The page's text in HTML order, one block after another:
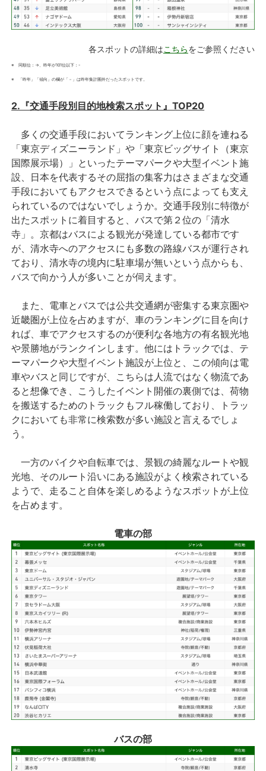
各スポットの詳細はこちらをご参照ください
※ 同順位：→、昨年が101位以下：-
※ 「昨年」「傾向」の欄が「－」は昨年集計圏外だったスポットです。
2.『交通手段別目的地検索スポット』TOP20
多くの交通手段においてランキング上位に顔を連ねる
「東京ディズニーランド」や「東京ビッグサイト（東京
国際展示場）」といったテーマパークや大型イベント施
設、日本を代表するその屈指の集客力はさまざまな交通
手段においてもアクセスできるという点によっても支え
られているのではないでしょうか。交通手段別に特徴が
出たスポットに着目すると、バスで第２位の「清水
寺」。京都はバスによる観光が発達している都市です
が、清水寺へのアクセスにも多数の路線バスが運行され
ており、清水寺の境内に駐車場が無いという点からも、
バスで向かう人が多いことが伺えます。
また、電車とバスでは公共交通網が密集する東京圏や
近畿圏が上位を占めますが、車のランキングに目を向け
れば、車でアクセスするのが便利な各地方の有名観光地
や景勝地がランクインします。他にはトラックでは、テ
ーマパークや大型イベント施設が上位と、この傾向は電
車やバスと同じですが、こちらは人流ではなく物流であ
ると想像でき、こうしたイベント開催の裏側では、荷物
を搬送するためのトラックもフル稼働しており、トラッ
クにおいても非常に検索数が多い施設と言えるでしょ
う。
一方のバイクや自転車では、景観の綺麗なルートや観
光地、そのルート沿いにある施設がよく検索されている
ようで、走ること自体を楽しめるようなスポットが上位
を占めます。
電車の部
バスの部